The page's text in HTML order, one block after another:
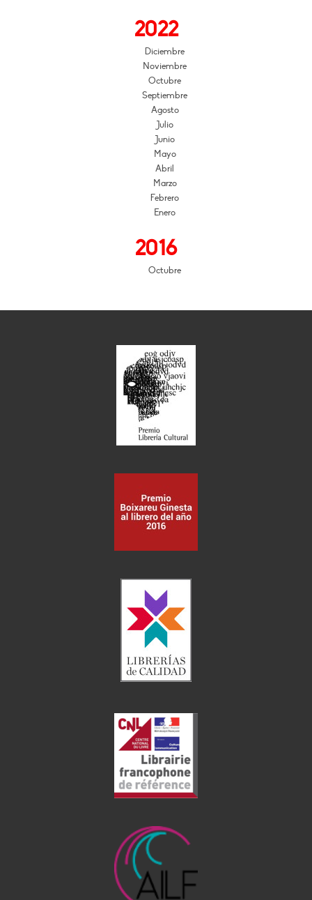
2022
Diciembre
Noviembre
Octubre
Septiembre
Agosto
Julio
Junio
Mayo
Abril
Marzo
Febrero
Enero
2016
Octubre